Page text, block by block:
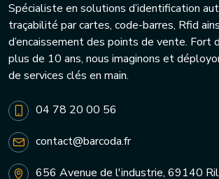
Spécialiste en solutions d’identification
traçabilité par cartes, code-barres, Rfid
d’encaissement des points de vente. Fort
plus de 10 ans, nous imaginons et
de services clés en main.
04 78 20 00 56
contact@barcoda.fr
656 Avenue de l'industrie, 69140